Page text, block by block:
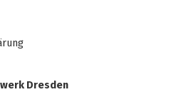
Dresden